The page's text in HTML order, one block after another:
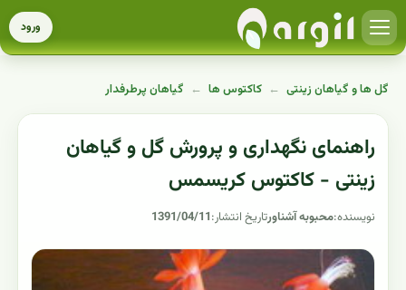
ورود
گل ها و گیاهان زینتی ← کاکتوس ها ← گیاهان پرطرفدار
راهنمای نگهداری و پرورش گل و گیاهان
زینتی - کاکتوس کریسمس
نویسنده:محبوبه آشناورتاریخ انتشار:1391/04/11